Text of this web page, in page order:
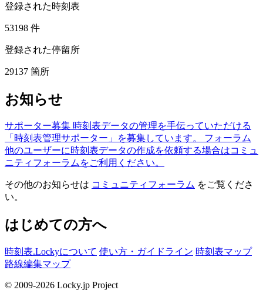
登録された時刻表
53198 件
登録された停留所
29137 箇所
お知らせ
サポーター募集 時刻表データの管理を手伝っていただける
「時刻表管理サポーター」を募集しています。
フォーラム
他のユーザーに時刻表データの作成を依頼する場合はコミュ
ニティフォーラムをご利用ください。
その他のお知らせは コミュニティフォーラム をご覧くださ
い。
はじめての方へ
時刻表.Lockyについて 使い方・ガイドライン 時刻表マップ
路線編集マップ
© 2009-2026 Locky.jp Project